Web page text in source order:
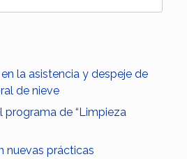
la asistencia y despeje de
de nieve
programa de “Limpieza
nuevas prácticas